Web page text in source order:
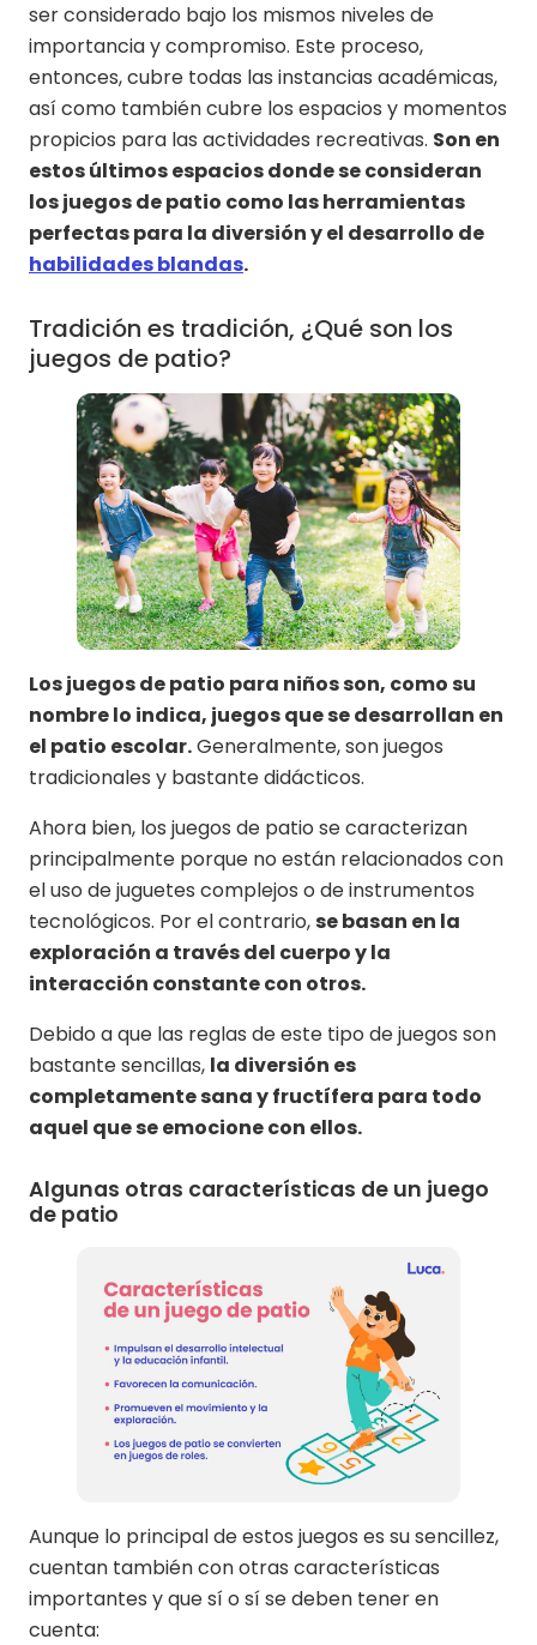
ser considerado bajo los mismos niveles de
importancia y compromiso. Este proceso,
entonces, cubre todas las instancias académicas,
así como también cubre los espacios y momentos
propicios para las actividades recreativas. Son en
estos últimos espacios donde se consideran
los juegos de patio como las herramientas
perfectas para la diversión y el desarrollo de
habilidades blandas.
Tradición es tradición, ¿Qué son los
juegos de patio?
Los juegos de patio para niños son, como su
nombre lo indica, juegos que se desarrollan en
el patio escolar.Generalmente, son juegos
tradicionales y bastante didácticos.
Ahora bien, los juegos de patio se caracterizan
principalmente porque no están relacionados con
el uso de juguetes complejos o de instrumentos
tecnológicos. Por el contrario,se basan en la
exploración a través del cuerpo y la
interacción constante con otros.
Debido a que las reglas de este tipo de juegos son
bastante sencillas, la diversión es
completamente sana y fructífera para todo
aquel que se emocione con ellos.
Algunas otras características de un juego
de patio
Aunque lo principal de estos juegos es su sencillez,
cuentan también con otras características
importantes y que sí o sí se deben tener en
cuenta: